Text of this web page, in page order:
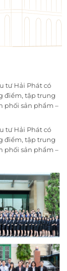
tư Hải Phát có
điểm, tập trung
phối sản phẩm –
tư Hải Phát có
điểm, tập trung
phối sản phẩm –